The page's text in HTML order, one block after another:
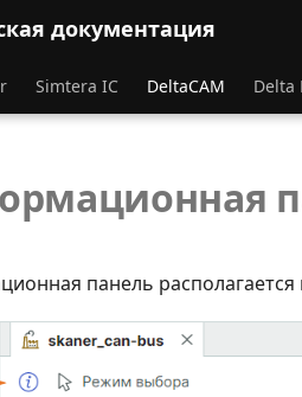
документация
Simtera IC DeltaCAM Delta
панель